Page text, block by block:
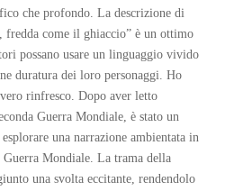
che profondo. La descrizione di
fredda come il ghiaccio” è un ottimo
possano usare un linguaggio vivido
duratura dei loro personaggi. Ho
rinfresco. Dopo aver letto
Guerra Mondiale, è stato un
una narrazione ambientata in
Mondiale. La trama della
una svolta eccitante, rendendolo